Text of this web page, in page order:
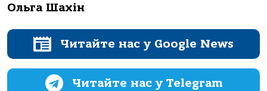
Ольга Шахін
Читайте нас у Google News
Читайте нас у Telegram